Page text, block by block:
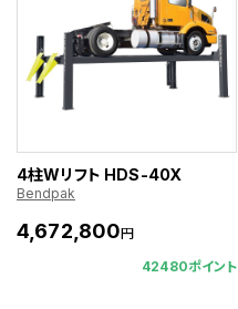
4柱Wリフト HDS-40X
Bendpak
4,672,800円
42480ポイント